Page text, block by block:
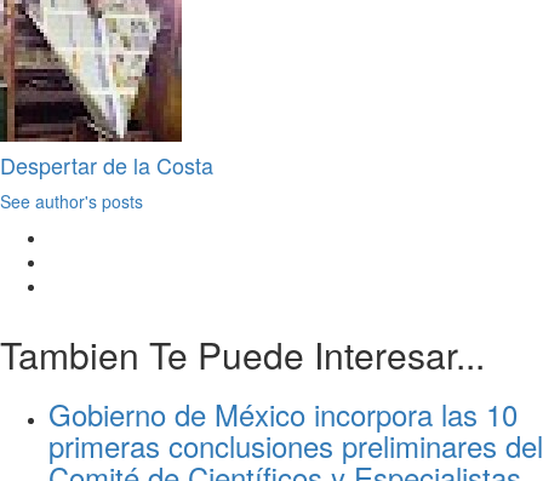
Despertar de la Costa
See author's posts
Tambien Te Puede Interesar...
Gobierno de México incorpora las 10
primeras conclusiones preliminares del